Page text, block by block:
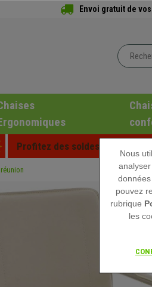
Envoi gratuit de
Profitez des soldes d'été chez
Nous
pouvez
rubrique
les